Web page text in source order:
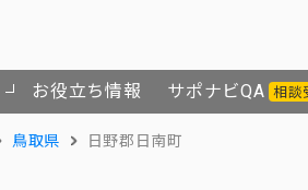
お役立ち情報 サポナビQA 相談
鳥取県 日野郡日南町